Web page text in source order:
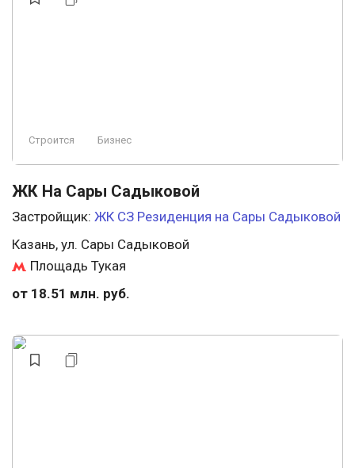
Строится Бизнес
ЖК На Сары Садыковой
Застройщик: ЖК СЗ Резиденция на Сары Садыковой
Казань, ул. Сары Садыковой
Площадь Тукая
от 18.51 млн. руб.